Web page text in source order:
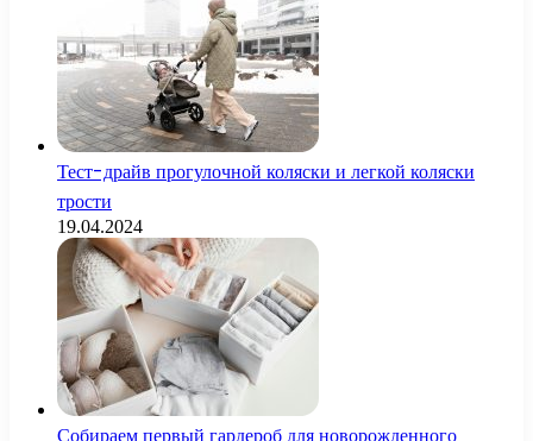
Тест-драйв прогулочной коляски и легкой коляски
трости
19.04.2024
Собираем первый гардероб для новорожденного